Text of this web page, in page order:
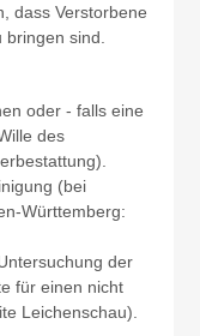
dass Verstorbene
sind.
oder - falls eine
des
(bei
Württemberg:
der
für einen nicht
Leichenschau).